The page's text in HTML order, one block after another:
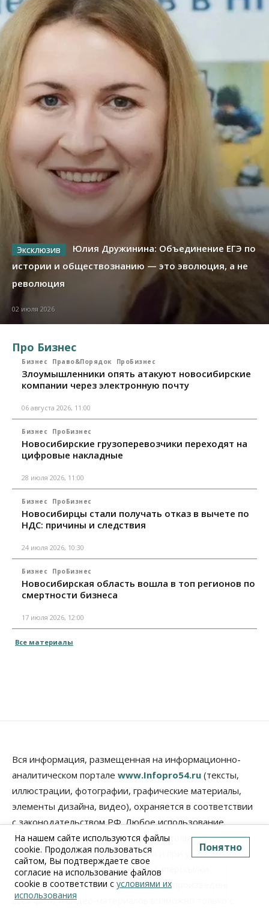
Юлия Дружинина: Объединение ЕГЭ по
истории и обществознанию — это эволюция, а не
революция
02 июля 2026
Про Бизнес
Бизнес Право&Порядок ПроБизнес
Злоумышленники опять атакуют новосибирские
компании через электронную почту
06 августа 2026, 11:00
Бизнес ПроБизнес
Новосибирские грузоперевозчики переходят на
цифровые накладные
28 июля 2026, 11:00
Бизнес ПроБизнес
Новосибирцы стали получать отказ в вычете по
НДС: причины и следствия
24 июля 2026, 10:30
Бизнес ПроБизнес
Новосибирская область вошла в топ регионов по
смертности бизнеса
17 июля 2026, 12:00
Все материалы
Вся информация, размещенная на информационно-
аналитическом портале www.Infopro54.ru (тексты,
иллюстрации, фотографии, графические материалы,
элементы дизайна, видео), охраняется в соответствии
с законодательством РФ. Любое использование
текстовых материалов допускается только при
соблюдении правил перепечатки и при упоминании
Infopro54.ru и наличии активной гиперссылки
наinfopro54.ru. Использование (воспроизведение)
всех фото и видео-материалов возможно только с
На нашем сайте используются файлы
cookie. Продолжая пользоваться
сайтом, Вы подтверждаете свое
согласие на использование файлов
cookie в соответствии с условиями их
использования
Понятно